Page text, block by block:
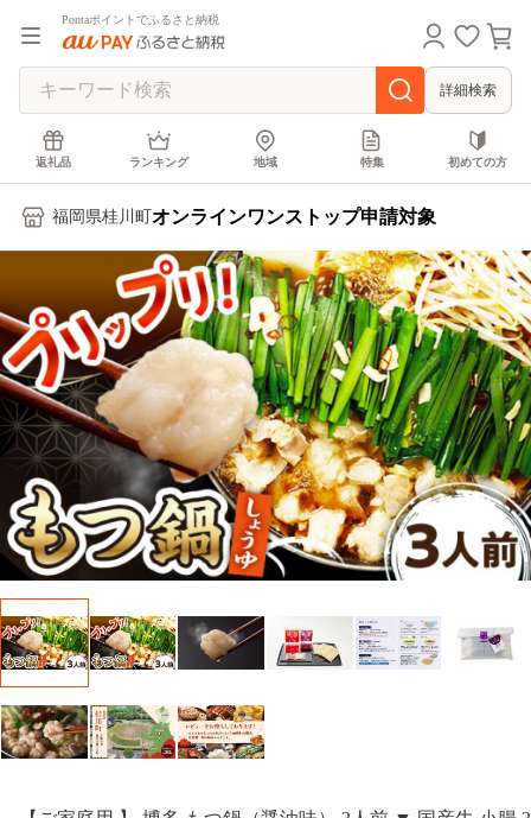
Pontaポイントでふるさと納税
詳細検索
返礼品 ランキング 地域 特集 初めての方
福岡県桂川町 オンラインワンストップ申請対象